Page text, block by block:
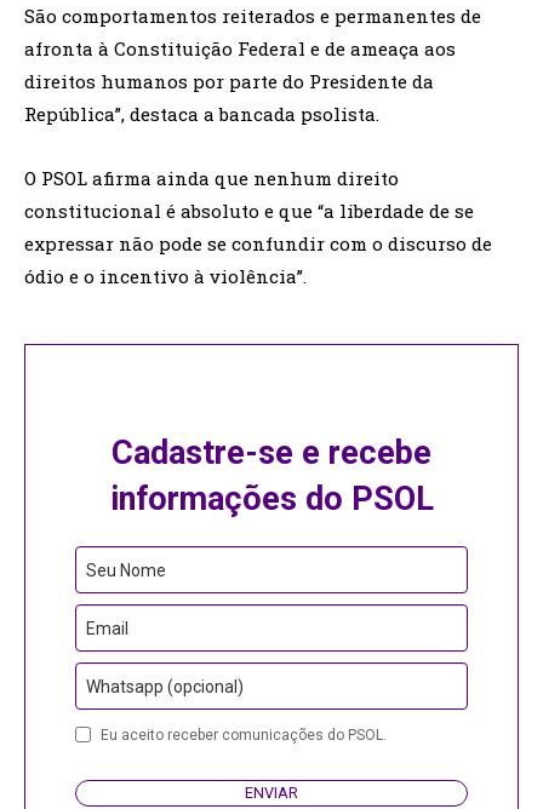
São comportamentos reiterados e permanentes de
afronta à Constituição Federal e de ameaça aos
direitos humanos por parte do Presidente da
República”, destaca a bancada psolista.
O PSOL afirma ainda que nenhum direito
constitucional é absoluto e que “a liberdade de se
expressar não pode se confundir com o discurso de
ódio e o incentivo à violência”.
Cadastre-se e recebe
informações do PSOL
Seu Nome
Email
Whatsapp (opcional)
Eu aceito receber comunicações do PSOL.
ENVIAR